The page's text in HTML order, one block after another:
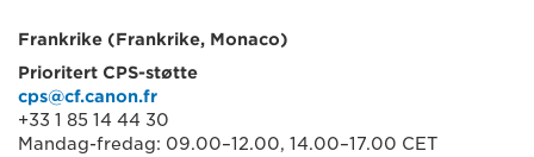
Frankrike (Frankrike, Monaco)
Prioritert CPS-støtte
cps@cf.canon.fr
+33 1 85 14 44 30
Mandag-fredag: 09.00–12.00, 14.00–17.00 CET